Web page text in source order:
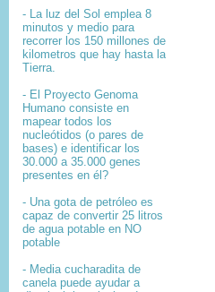
- La luz del Sol emplea 8
minutos y medio para
recorrer los 150 millones de
kilometros que hay hasta la
Tierra.
- El
Proyecto Genoma
Humano consiste en
mapear todos los
nucleótidos (o pares de
bases) e identificar los
30.000 a 35.000 genes
presentes en él?
- Una gota de petróleo es
capaz de convertir 25 litros
de agua potable en NO
potable
- Media cucharadita de
canela puede ayudar a